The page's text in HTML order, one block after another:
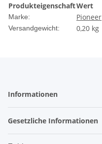
ProdukteigenschaftWert
Marke: Pioneer
Versandgewicht: 0,20 kg
Informationen
Gesetzliche Informationen